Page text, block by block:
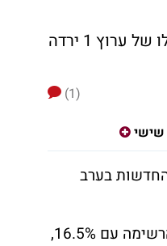
המשבצת של שישי בערוץ 10 התחזקה ב-16% ביחס לרבעון המקביל ב-2015, ואילו של ערוץ 1 ירדה
(1)
שישי
החדשות בערב
משיכה להוביל בבטחה את הרשימה עם 16.5%,